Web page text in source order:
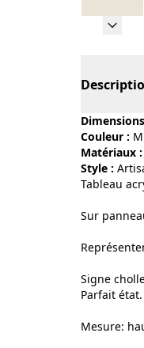
Couleur :
Matériaux :
Style :
Tableau
Sur
Signe
Parfait état.
Mesure: